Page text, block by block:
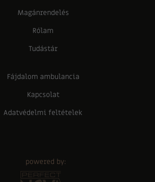
Magánrendelés
Rólam
Tudástár
Fájdalom ambulancia
Kapcsolat
Adatvédelmi feltételek
powered by: